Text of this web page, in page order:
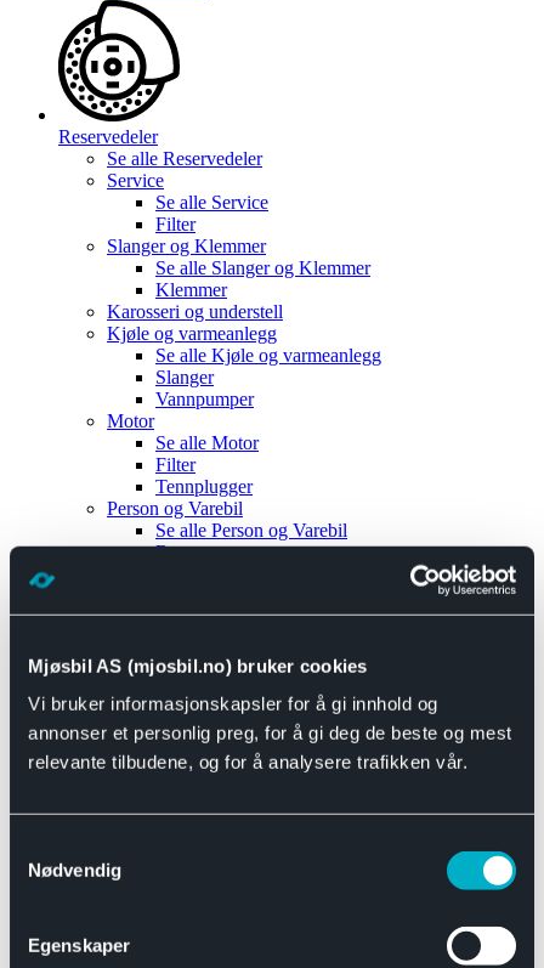
Mjøsbil AS (mjosbil.no) bruker cookies
Vi bruker informasjonskapsler for å gi innhold og
annonser et personlig preg, for å gi deg de beste og mest
relevante tilbudene, og for å analysere trafikken vår.
Nødvendig
Egenskaper
Reservedeler
Se alle Reservedeler
Service
Se alle Service
Filter
Slanger og Klemmer
Se alle Slanger og Klemmer
Klemmer
Karosseri og understell
Kjøle og varmeanlegg
Se alle Kjøle og varmeanlegg
Slanger
Vannpumper
Motor
Se alle Motor
Filter
Tennplugger
Person og Varebil
Se alle Person og Varebil
Brems
Motor og drivverk
Se alle Universal
Bremsedeler
Se alle Bremsedeler
Bremsenippler
Drivline og motor
Se alle Drivline og motor
Eksosanlegg